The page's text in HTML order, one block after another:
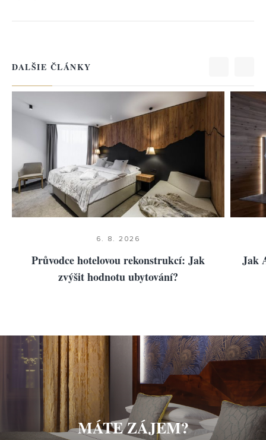
DALŠIE ČLÁNKY
6. 8. 2026
Průvodce hotelovou rekonstrukcí: Jak
zvýšit hodnotu ubytování?
Jak
MÁTE ZÁJEM?